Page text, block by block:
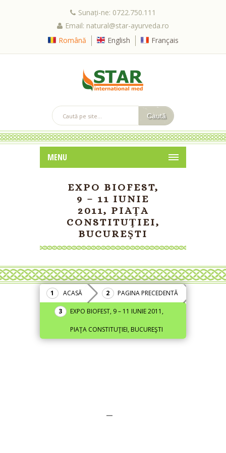
Sunați-ne: 0722.750.111
Email: natural@star-ayurveda.ro
Română
English Français
MENU
EXPO BIOFEST,
9 – 11 IUNIE
2011, PIAŢA
CONSTITUŢIEI,
BUCUREŞTI
ACASĂ PAGINA PRECEDENTĂ
EXPO BIOFEST, 9 – 11 IUNIE 2011,
PIAŢA CONSTITUŢIEI, BUCUREŞTI